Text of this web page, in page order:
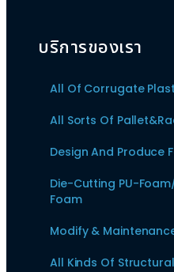
บริการของเรา
All Of Corrugate
All Sorts Of
Design And Produce
Die-Cutting PU-
Foam
Modify &
All Kinds Of